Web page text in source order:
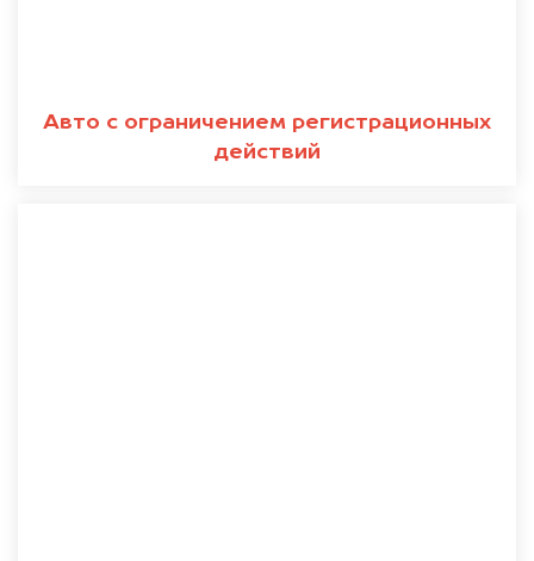
Авто с ограничением регистрационных
действий